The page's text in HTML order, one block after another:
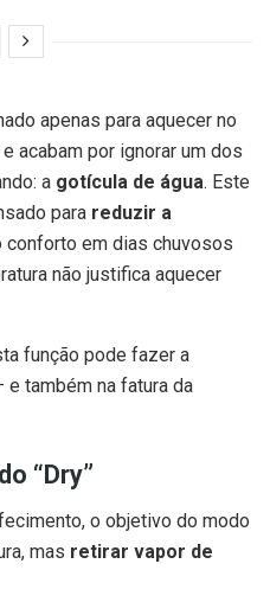
apenas para aquecer no
acabam por ignorar um dos
a gotícula de água. Este
para reduzir a
conforto em dias chuvosos
não justifica aquecer
função pode fazer a
também na fatura da
“Dry”
o objetivo do modo
mas retirar vapor de